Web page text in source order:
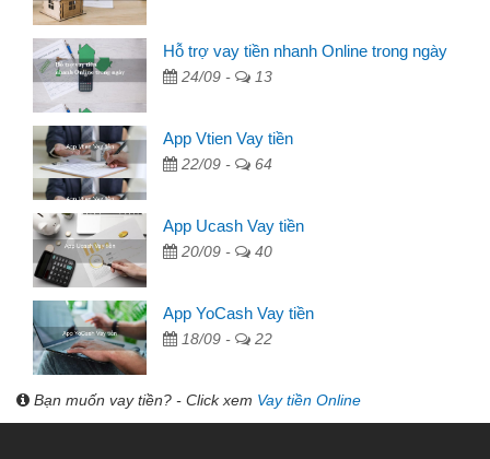
Hỗ trợ vay tiền nhanh Online trong ngày
24/09 - 13
App Vtien Vay tiền
22/09 - 64
App Ucash Vay tiền
20/09 - 40
App YoCash Vay tiền
18/09 - 22
Bạn muốn vay tiền? - Click xem Vay tiền Online